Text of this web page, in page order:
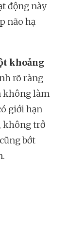
động này
não hạ
khoảng
rõ ràng
không làm
giới hạn
không trở
bớt